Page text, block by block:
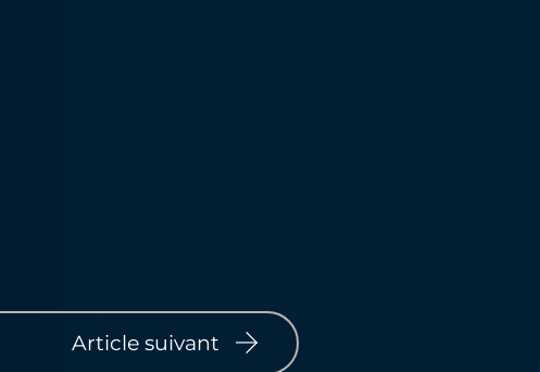
Article suivant